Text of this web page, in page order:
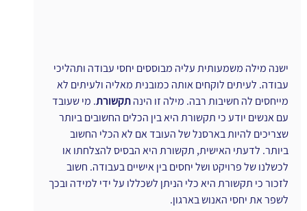
ישנה מילה משמעותית עליה מבוססים יחסי עבודה ותהליכי
עבודה. לעיתים לוקחים אותה כמובנית מאליה ולעיתים לא
מייחסים לה חשיבות רבה. מילה זו הינה תקשורת. מי שעובד
עם אנשים יודע כי תקשורת היא בין הכלים החשובים ביותר
שצריכים להיות בארסנל של העובד אם לא הכלי החשוב
ביותר. לדעתי האישית, תקשורת היא הבסיס להצלחתו או
לכשלנו של פרויקט ושל יחסים בין אישיים בעבודה. חשוב
לזכור כי תקשורת היא כלי הניתן לשכללו על ידי למידה ובכך
לשפר את יחסי האנוש בארגון.